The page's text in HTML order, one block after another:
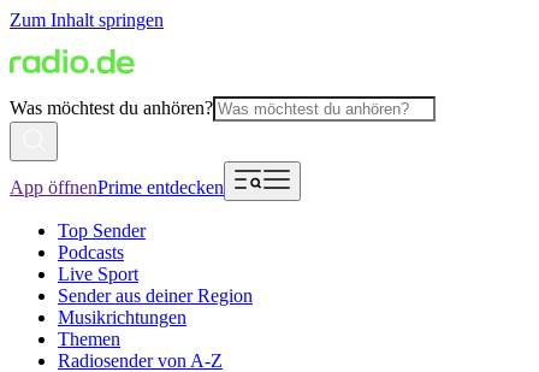
Zum Inhalt springen
Was möchtest du anhören?
App öffnenPrime entdecken
Top Sender
Podcasts
Live Sport
Sender aus deiner Region
Musikrichtungen
Themen
Radiosender von A-Z